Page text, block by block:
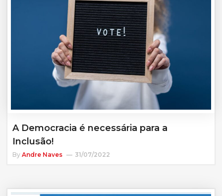
A Democracia é necessária para a
Inclusão!
By Andre Naves 31/07/2022